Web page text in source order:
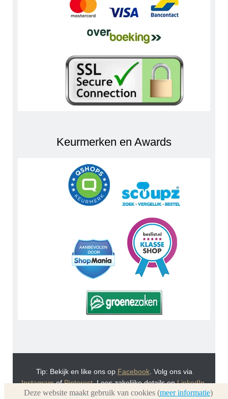
Keurmerken en Awards
Tip: Bekijk en like ons op Facebook. Volg ons via
InstagramofPinterest. Lees zakelijke details opLinkedIn.
Of bekijk Urnwebshop.nl instructie video's viaYou Tube.
Deze website maakt gebruik van cookies (meer informatie)